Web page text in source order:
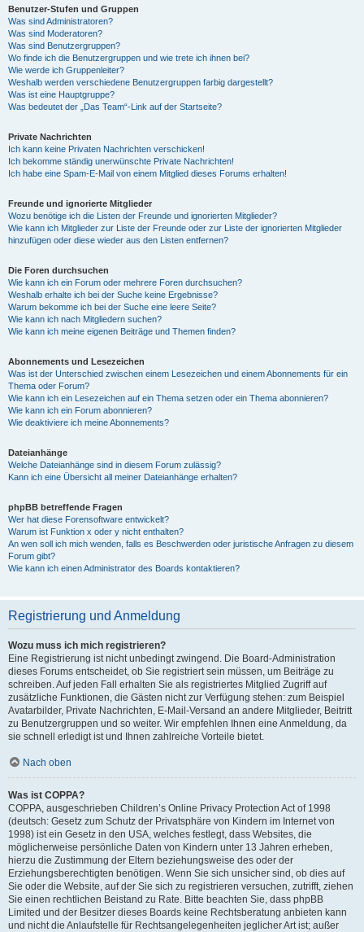
Benutzer-Stufen und Gruppen
Was sind Administratoren?
Was sind Moderatoren?
Was sind Benutzergruppen?
Wo finde ich die Benutzergruppen und wie trete ich ihnen bei?
Wie werde ich Gruppenleiter?
Weshalb werden verschiedene Benutzergruppen farbig dargestellt?
Was ist eine Hauptgruppe?
Was bedeutet der „Das Team“-Link auf der Startseite?
Private Nachrichten
Ich kann keine Privaten Nachrichten verschicken!
Ich bekomme ständig unerwünschte Private Nachrichten!
Ich habe eine Spam-E-Mail von einem Mitglied dieses Forums erhalten!
Freunde und ignorierte Mitglieder
Wozu benötige ich die Listen der Freunde und ignorierten Mitglieder?
Wie kann ich Mitglieder zur Liste der Freunde oder zur Liste der ignorierten Mitglieder
hinzufügen oder diese wieder aus den Listen entfernen?
Die Foren durchsuchen
Wie kann ich ein Forum oder mehrere Foren durchsuchen?
Weshalb erhalte ich bei der Suche keine Ergebnisse?
Warum bekomme ich bei der Suche eine leere Seite?
Wie kann ich nach Mitgliedern suchen?
Wie kann ich meine eigenen Beiträge und Themen finden?
Abonnements und Lesezeichen
Was ist der Unterschied zwischen einem Lesezeichen und einem Abonnements für ein
Thema oder Forum?
Wie kann ich ein Lesezeichen auf ein Thema setzen oder ein Thema abonnieren?
Wie kann ich ein Forum abonnieren?
Wie deaktiviere ich meine Abonnements?
Dateianhänge
Welche Dateianhänge sind in diesem Forum zulässig?
Kann ich eine Übersicht all meiner Dateianhänge erhalten?
phpBB betreffende Fragen
Wer hat diese Forensoftware entwickelt?
Warum ist Funktion x oder y nicht enthalten?
An wen soll ich mich wenden, falls es Beschwerden oder juristische Anfragen zu diesem
Forum gibt?
Wie kann ich einen Administrator des Boards kontaktieren?
Registrierung und Anmeldung
Wozu muss ich mich registrieren?
Eine Registrierung ist nicht unbedingt zwingend. Die Board-Administration
dieses Forums entscheidet, ob Sie registriert sein müssen, um Beiträge zu
schreiben. Auf jeden Fall erhalten Sie als registriertes Mitglied Zugriff auf
zusätzliche Funktionen, die Gästen nicht zur Verfügung stehen: zum Beispiel
Avatarbilder, Private Nachrichten, E-Mail-Versand an andere Mitglieder, Beitritt
zu Benutzergruppen und so weiter. Wir empfehlen Ihnen eine Anmeldung, da
sie schnell erledigt ist und Ihnen zahlreiche Vorteile bietet.
Nach oben
Was ist COPPA?
COPPA, ausgeschrieben Children’s Online Privacy Protection Act of 1998
(deutsch: Gesetz zum Schutz der Privatsphäre von Kindern im Internet von
1998) ist ein Gesetz in den USA, welches festlegt, dass Websites, die
möglicherweise persönliche Daten von Kindern unter 13 Jahren erheben,
hierzu die Zustimmung der Eltern beziehungsweise des oder der
Erziehungsberechtigten benötigen. Wenn Sie sich unsicher sind, ob dies auf
Sie oder die Website, auf der Sie sich zu registrieren versuchen, zutrifft, ziehen
Sie einen rechtlichen Beistand zu Rate. Bitte beachten Sie, dass phpBB
Limited und der Besitzer dieses Boards keine Rechtsberatung anbieten kann
und nicht die Anlaufstelle für Rechtsangelegenheiten jeglicher Art ist; außer